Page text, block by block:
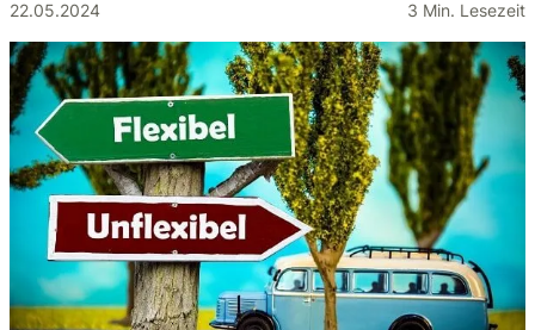
22.05.2024 3 Min. Lesezeit